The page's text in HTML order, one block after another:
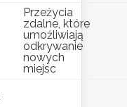
Przeżycia
zdalne, które
umożliwiają
odkrywanie
nowych
miejsc